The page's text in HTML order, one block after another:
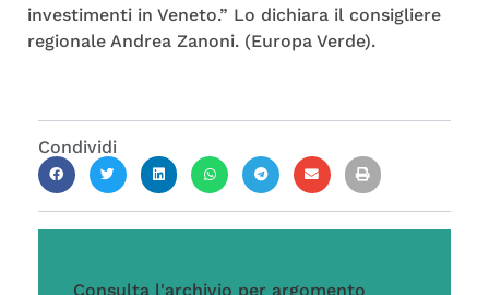
investimenti in Veneto.” Lo dichiara il consigliere
regionale Andrea Zanoni. (Europa Verde).
Condividi
Consulta l'archivio per argomento